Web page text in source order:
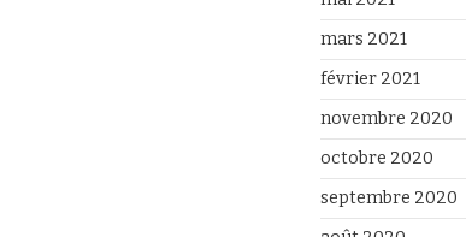
mars 2021
février 2021
novembre 2020
octobre 2020
septembre 2020